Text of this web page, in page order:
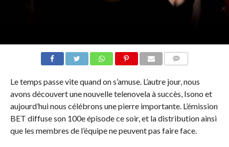
Le temps passe vite quand on s’amuse. L’autre jour, nous
avons découvert une nouvelle telenovela à succès, Isono et
aujourd’hui nous célébrons une pierre importante. L’émission
BET diffuse son 100e épisode ce soir, et la distribution ainsi
que les membres de l’équipe ne peuvent pas faire face.